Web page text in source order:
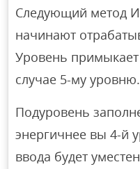
Следующий метод
начинают
Уровень
случае 5-му уровню.
Подуровень
энергичнее вы 4-й
ввода будет